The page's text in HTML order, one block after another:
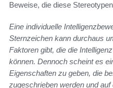
Beweise, die diese
Eine individuelle
Sternzeichen kann durchaus
Faktoren gibt, die die
können. Dennoch scheint es
Eigenschaften zu geben, die
zugeschrieben werden und